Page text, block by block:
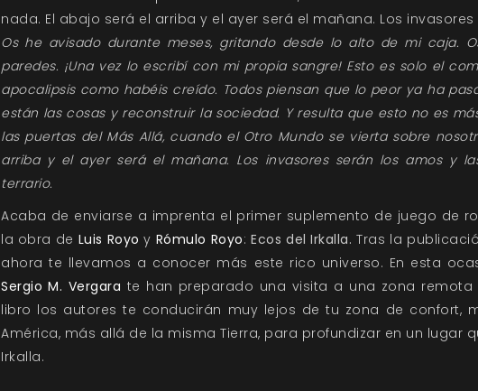
nada. El abajo será el arriba y el ayer será el mañana. Los invasores
Os he avisado durante meses, gritando desde lo alto de mi caja.
paredes. ¡Una vez lo escribí con mi propia sangre! Esto es solo el
apocalipsis como habéis creído. Todos piensan que lo peor ya ha
están las cosas y reconstruir la sociedad. Y resulta que esto no es
las puertas del Más Allá, cuando el Otro Mundo se vierta sobre
arriba y el ayer será el mañana. Los invasores serán los amos y
terrario.
Acaba de enviarse a imprenta el primer suplemento de juego de
la obra de Luis Royo y Rómulo Royo:Ecos del Irkalla. Tras la
ahora te llevamos a conocer más este rico universo. En esta
Sergio M. Vergara te han preparado una visita a una zona remota
libro los autores te conducirán muy lejos de tu zona de confort,
América, más allá de la misma Tierra, para profundizar en un lugar
Irkalla.